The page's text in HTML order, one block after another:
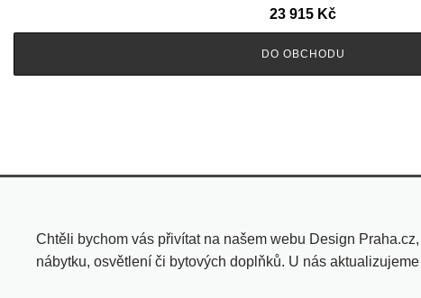
23 915 Kč
DO OBCHODU
Chtěli bychom vás přivítat na našem webu Design
nábytku, osvětlení či bytových doplňků. U nás